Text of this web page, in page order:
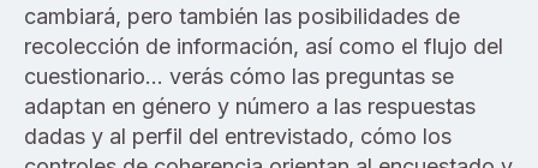
cambiará, pero también las posibilidades de
recolección de información, así como el flujo del
cuestionario… verás cómo las preguntas se
adaptan en género y número a las respuestas
dadas y al perfil del entrevistado, cómo los